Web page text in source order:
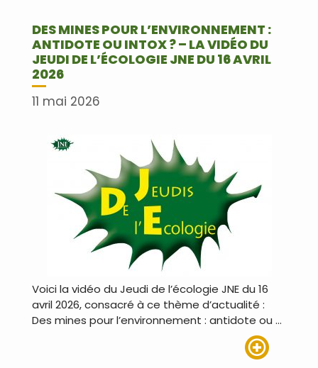
DES MINES POUR L’ENVIRONNEMENT :
ANTIDOTE OU INTOX ? – LA VIDÉO DU
JEUDI DE L’ÉCOLOGIE JNE DU 16 AVRIL
2026
11 mai 2026
Voici la vidéo du Jeudi de l’écologie JNE du 16
avril 2026, consacré à ce thème d’actualité :
Des mines pour l’environnement : antidote ou …